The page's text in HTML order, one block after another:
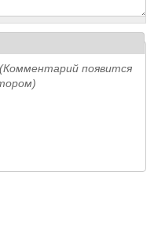
появится